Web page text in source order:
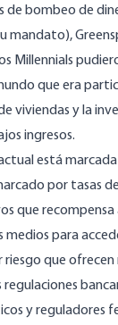
de bombeo de
mandato),
Millennials
que era
viviendas y la
ingresos.
está
por tasas
que recompensa
medios para
riesgo que
y reguladores